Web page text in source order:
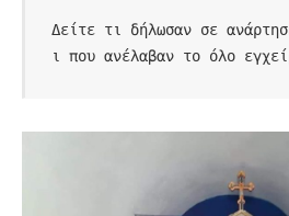
Δείτε τι δήλωσαν σε
ι που ανέλαβαν το όλο